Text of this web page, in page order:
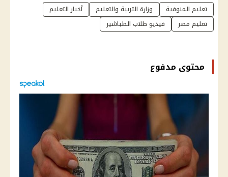
تعليم المنوفية وزارة التربية والتعليم
أخبار التعليم
تعليم مصر
فيديو طلاب الطباشير
محتوى مدفوع